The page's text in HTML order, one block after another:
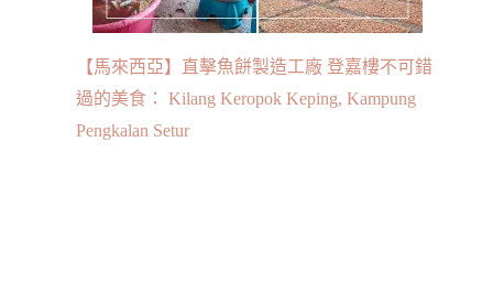
【馬來西亞】直擊魚餅製造工廠 登嘉樓不可錯
過的美食： Kilang Keropok Keping, Kampung
Pengkalan Setur